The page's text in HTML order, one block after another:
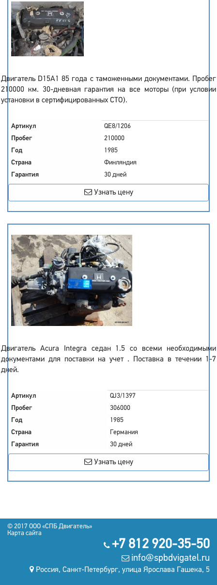
Двигатель D15A1 85 года с таможенными документами. Пробег
210000 км. 30-дневная гарантия на все моторы (при условии
установки в сертифицированных СТО).
Артикул
QE8/1206
Пробег
210000
Год
1985
Страна
Финляндия
Гарантия
30 дней
Узнать цену
Двигатель Acura Integra седан 1.5 со всеми необходимыми
документами для поставки на учет . Поставка в течении 1-7
дней.
Артикул
QJ3/1397
Пробег
306000
Год
1985
Страна
Германия
Гарантия
30 дней
Узнать цену
© 2017 OOO «СПБ Двигатель»
Карта сайта
+7 812 920-35-50
info@spbdvigatel.ru
Россия, Санкт-Петербург, улица Ярослава Гашека, 5